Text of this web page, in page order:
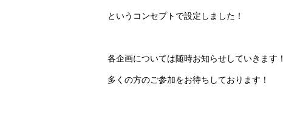
というコンセプトで設定しました！
各企画については随時お知らせしていきます！
多くの方のご参加をお待ちしております！